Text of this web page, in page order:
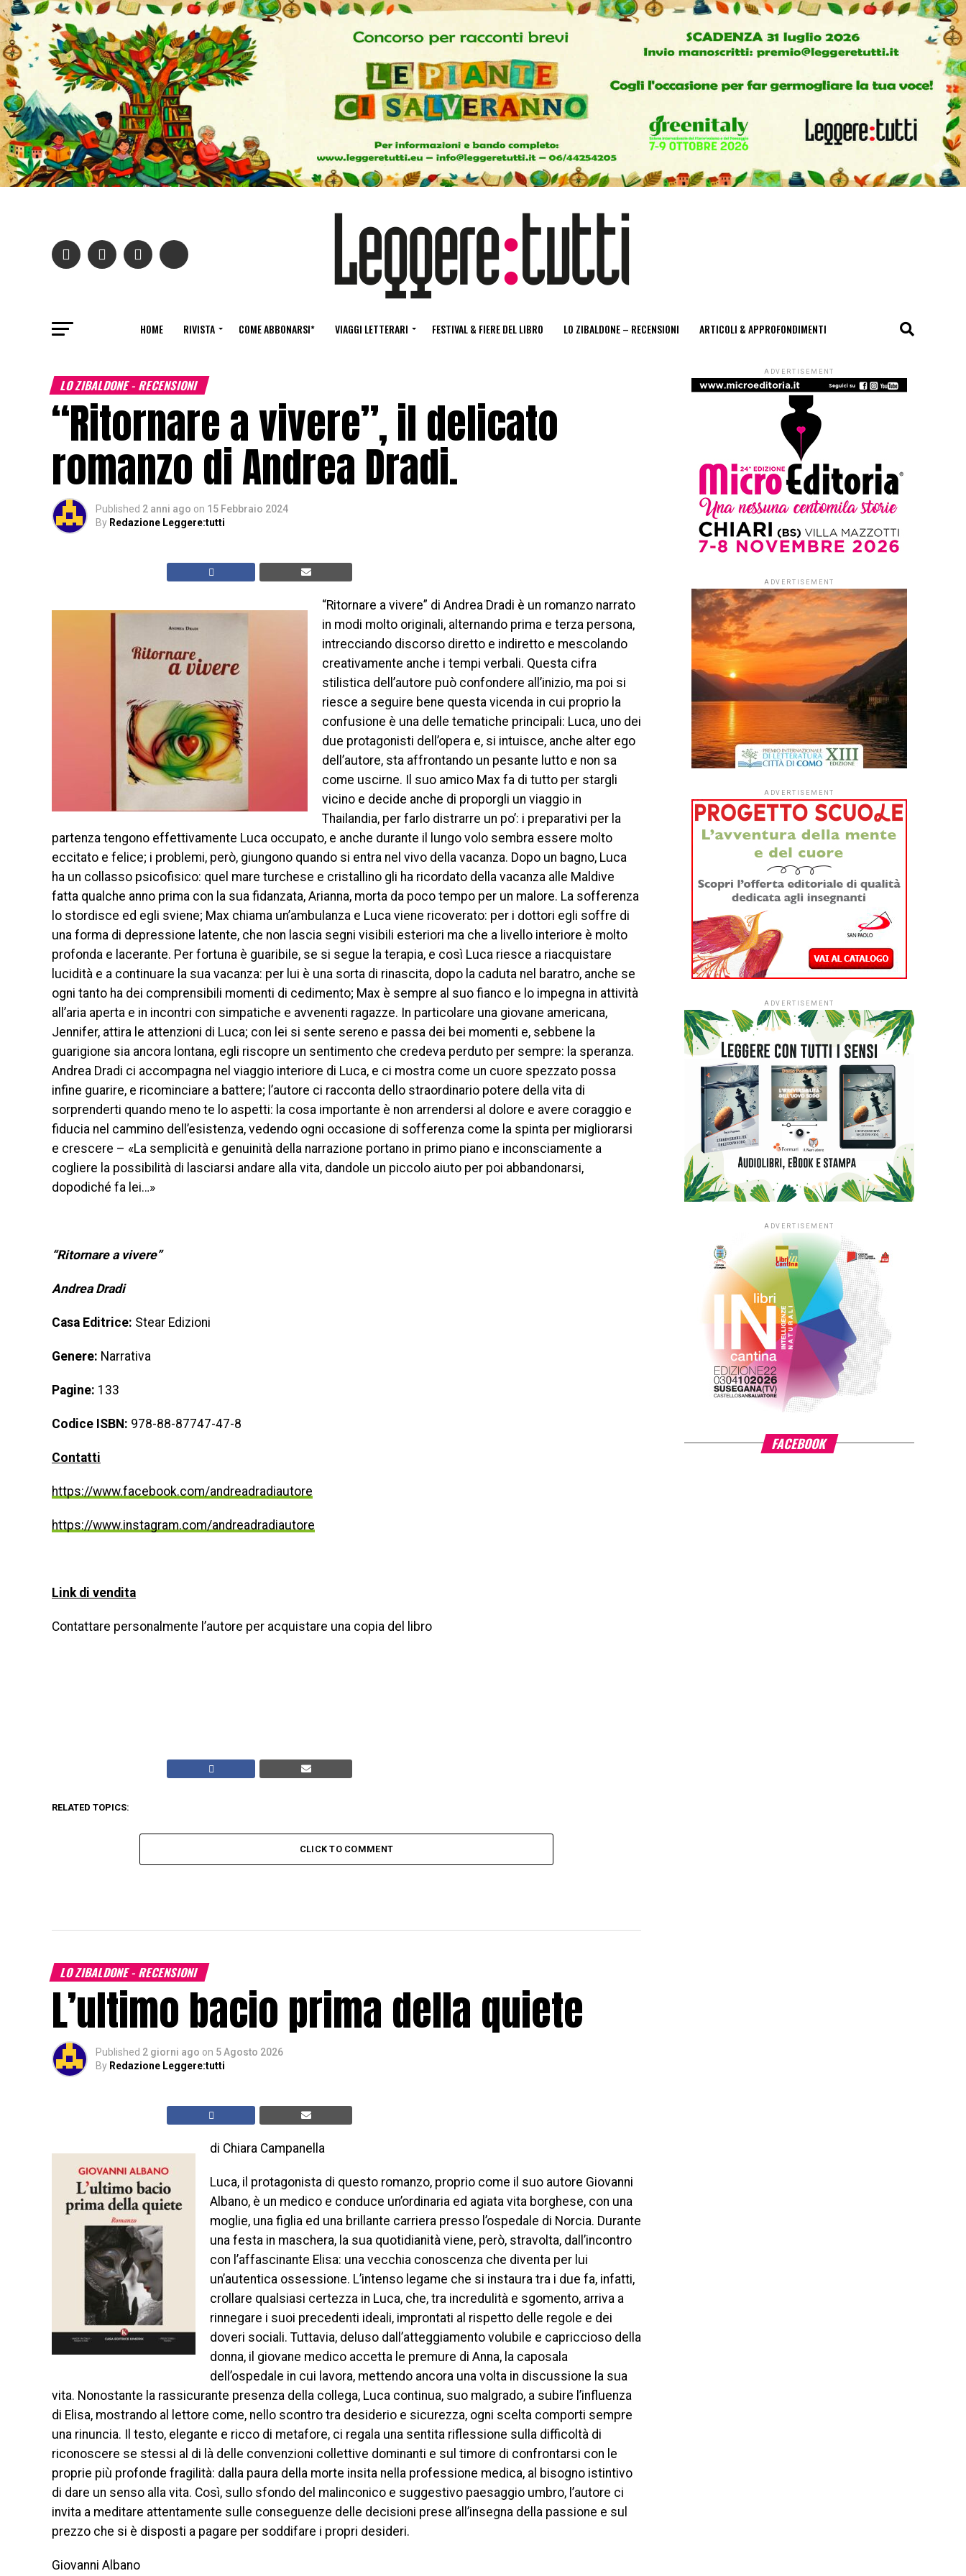
HOME RIVISTA COME ABBONARSI* VIAGGI LETTERARI FESTIVAL & FIERE DEL LIBRO LO ZIBALDONE – RECENSIONI ARTICOLI & APPROFONDIMENTI
LO ZIBALDONE - RECENSIONI
“Ritornare a vivere”, il delicato
romanzo di Andrea Dradi.
Published 2 anni ago on 15 Febbraio 2024
By Redazione Leggere:tutti
“Ritornare a vivere” di Andrea Dradi è un romanzo narrato
in modi molto originali, alternando prima e terza persona,
intrecciando discorso diretto e indiretto e mescolando
creativamente anche i tempi verbali. Questa cifra
stilistica dell’autore può confondere all’inizio, ma poi si
riesce a seguire bene questa vicenda in cui proprio la
confusione è una delle tematiche principali: Luca, uno dei
due protagonisti dell’opera e, si intuisce, anche alter ego
dell’autore, sta affrontando un pesante lutto e non sa
come uscirne. Il suo amico Max fa di tutto per stargli
vicino e decide anche di proporgli un viaggio in
Thailandia, per farlo distrarre un po’: i preparativi per la
partenza tengono effettivamente Luca occupato, e anche durante il lungo volo sembra essere molto
eccitato e felice; i problemi, però, giungono quando si entra nel vivo della vacanza. Dopo un bagno, Luca
ha un collasso psicofisico: quel mare turchese e cristallino gli ha ricordato della vacanza alle Maldive
fatta qualche anno prima con la sua fidanzata, Arianna, morta da poco tempo per un malore. La sofferenza
lo stordisce ed egli sviene; Max chiama un’ambulanza e Luca viene ricoverato: per i dottori egli soffre di
una forma di depressione latente, che non lascia segni visibili esteriori ma che a livello interiore è molto
profonda e lacerante. Per fortuna è guaribile, se si segue la terapia, e così Luca riesce a riacquistare
lucidità e a continuare la sua vacanza: per lui è una sorta di rinascita, dopo la caduta nel baratro, anche se
ogni tanto ha dei comprensibili momenti di cedimento; Max è sempre al suo fianco e lo impegna in attività
all’aria aperta e in incontri con simpatiche e avvenenti ragazze. In particolare una giovane americana,
Jennifer, attira le attenzioni di Luca; con lei si sente sereno e passa dei bei momenti e, sebbene la
guarigione sia ancora lontana, egli riscopre un sentimento che credeva perduto per sempre: la speranza.
Andrea Dradi ci accompagna nel viaggio interiore di Luca, e ci mostra come un cuore spezzato possa
infine guarire, e ricominciare a battere; l’autore ci racconta dello straordinario potere della vita di
sorprenderti quando meno te lo aspetti: la cosa importante è non arrendersi al dolore e avere coraggio e
fiducia nel cammino dell’esistenza, vedendo ogni occasione di sofferenza come la spinta per migliorarsi
e crescere – «La semplicità e genuinità della narrazione portano in primo piano e inconsciamente a
cogliere la possibilità di lasciarsi andare alla vita, dandole un piccolo aiuto per poi abbandonarsi,
dopodiché fa lei…»
“Ritornare a vivere”
Andrea Dradi
Casa Editrice: Stear Edizioni
Genere: Narrativa
Pagine: 133
Codice ISBN: 978-88-87747-47-8
Contatti
https://www.facebook.com/andreadradiautore
https://www.instagram.com/andreadradiautore
Link di vendita
Contattare personalmente l’autore per acquistare una copia del libro
RELATED TOPICS:
CLICK TO COMMENT
LO ZIBALDONE - RECENSIONI
L’ultimo bacio prima della quiete
Published 2 giorni ago on 5 Agosto 2026
By Redazione Leggere:tutti
di Chiara Campanella
Luca, il protagonista di questo romanzo, proprio come il suo autore Giovanni
Albano, è un medico e conduce un’ordinaria ed agiata vita borghese, con una
moglie, una figlia ed una brillante carriera presso l’ospedale di Norcia. Durante
una festa in maschera, la sua quotidianità viene, però, stravolta, dall’incontro
con l’affascinante Elisa: una vecchia conoscenza che diventa per lui
un’autentica ossessione. L’intenso legame che si instaura tra i due fa, infatti,
crollare qualsiasi certezza in Luca, che, tra incredulità e sgomento, arriva a
rinnegare i suoi precedenti ideali, improntati al rispetto delle regole e dei
doveri sociali. Tuttavia, deluso dall’atteggiamento volubile e capriccioso della
donna, il giovane medico accetta le premure di Anna, la caposala
dell’ospedale in cui lavora, mettendo ancora una volta in discussione la sua
vita. Nonostante la rassicurante presenza della collega, Luca continua, suo malgrado, a subire l’influenza
di Elisa, mostrando al lettore come, nello scontro tra desiderio e sicurezza, ogni scelta comporti sempre
una rinuncia. Il testo, elegante e ricco di metafore, ci regala una sentita riflessione sulla difficoltà di
riconoscere se stessi al di là delle convenzioni collettive dominanti e sul timore di confrontarsi con le
proprie più profonde fragilità: dalla paura della morte insita nella professione medica, al bisogno istintivo
di dare un senso alla vita. Così, sullo sfondo del malinconico e suggestivo paesaggio umbro, l’autore ci
invita a meditare attentamente sulle conseguenze delle decisioni prese all’insegna della passione e sul
prezzo che si è disposti a pagare per soddifare i propri desideri.
Giovanni Albano
ADVERTISEMENT
ADVERTISEMENT
ADVERTISEMENT
ADVERTISEMENT
ADVERTISEMENT
FACEBOOK